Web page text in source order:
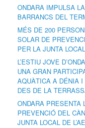
ONDARA IMPULSA
BARRANCS DEL
MÉS DE 200
SOLAR DE
PER LA JUNTA
L’ESTIU JOVE
UNA GRAN
AQUÀTICA A DÉNIA I
DES DE LA
ONDARA PRESENTA
PREVENCIÓ DEL
JUNTA LOCAL DE